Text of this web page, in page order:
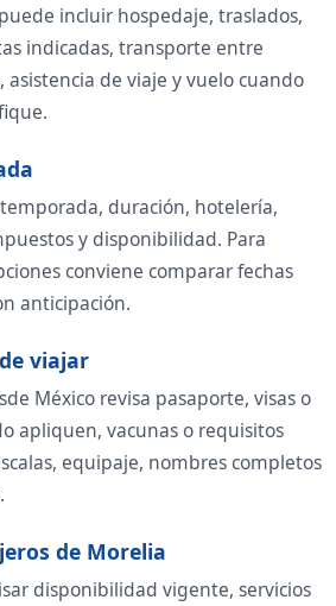
incluir hospedaje, traslados,
indicadas, transporte entre
asistencia de viaje y vuelo cuando
duración, hotelería,
y disponibilidad. Para
conviene comparar fechas
anticipación.
viajar
México revisa pasaporte, visas o
apliquen, vacunas o requisitos
equipaje, nombres completos
de Morelia
disponibilidad vigente, servicios